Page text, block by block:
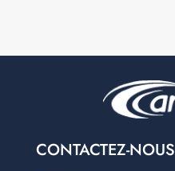
CONTACTEZ-NOUS